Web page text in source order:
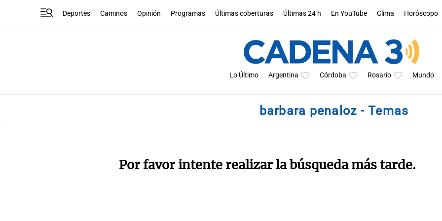
Deportes Caminos Opinión Programas Últimas coberturas Últimas 24 h En YouTube Clima Horóscopo
Lo Último Argentina Córdoba Rosario Mundo
barbara penaloz - Temas
Por favor intente realizar la búsqueda más tarde.